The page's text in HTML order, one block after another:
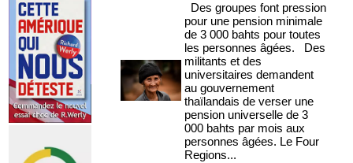
Des groupes font pression
pour une pension minimale
de 3 000 bahts pour toutes
les personnes âgées. Des
militants et des
universitaires demandent
au gouvernement
thaïlandais de verser une
pension universelle de 3
000 bahts par mois aux
personnes âgées. Le Four
Regions...